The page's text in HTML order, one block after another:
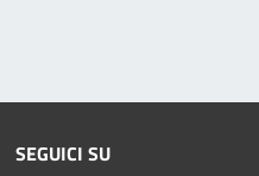
SEGUICI SU